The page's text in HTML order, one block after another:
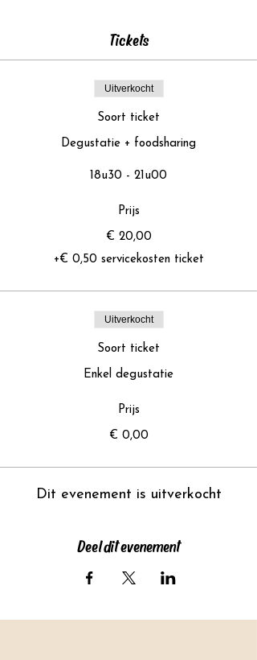
Tickets
Uitverkocht
Soort ticket
Degustatie + foodsharing
18u30 - 21u00
Prijs
€ 20,00
+€ 0,50 servicekosten ticket
Uitverkocht
Soort ticket
Enkel degustatie
Prijs
€ 0,00
Dit evenement is uitverkocht
Deel dit evenement